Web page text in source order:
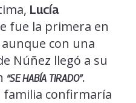
Lucía
fue la primera en
con una
Núñez llegó a su
“SE HABÍA TIRADO”.
familia confirmaría